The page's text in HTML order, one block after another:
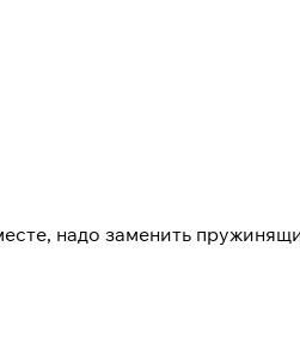
надо заменить